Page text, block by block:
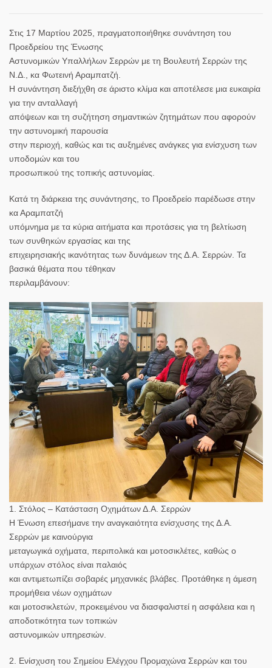
Στις 17 Μαρτίου 2025, πραγματοποιήθηκε συνάντηση του
Προεδρείου της Ένωσης
Αστυνομικών Υπαλλήλων Σερρών με τη Βουλευτή Σερρών της
Ν.Δ., κα Φωτεινή Αραμπατζή.
Η συνάντηση διεξήχθη σε άριστο κλίμα και αποτέλεσε μια ευκαιρία
για την ανταλλαγή
απόψεων και τη συζήτηση σημαντικών ζητημάτων που αφορούν
την αστυνομική παρουσία
στην περιοχή, καθώς και τις αυξημένες ανάγκες για ενίσχυση των
υποδομών και του
προσωπικού της τοπικής αστυνομίας.
Κατά τη διάρκεια της συνάντησης, το Προεδρείο παρέδωσε στην
κα Αραμπατζή
υπόμνημα με τα κύρια αιτήματα και προτάσεις για τη βελτίωση
των συνθηκών εργασίας και της
επιχειρησιακής ικανότητας των δυνάμεων της Δ.Α. Σερρών. Τα
βασικά θέματα που τέθηκαν
περιλαμβάνουν:
1. Στόλος – Κατάσταση Οχημάτων Δ.Α. Σερρών
Η Ένωση επεσήμανε την αναγκαιότητα ενίσχυσης της Δ.Α.
Σερρών με καινούργια
μεταγωγικά οχήματα, περιπολικά και μοτοσικλέτες, καθώς ο
υπάρχων στόλος είναι παλαιός
και αντιμετωπίζει σοβαρές μηχανικές βλάβες. Προτάθηκε η άμεση
προμήθεια νέων οχημάτων
και μοτοσικλετών, προκειμένου να διασφαλιστεί η ασφάλεια και η
αποδοτικότητα των τοπικών
αστυνομικών υπηρεσιών.
2. Ενίσχυση του Σημείου Ελέγχου Προμαχώνα Σερρών και του